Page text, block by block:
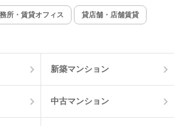
所・賃貸オフィス 貸店舗・店舗賃貸
新築マンション
中古マンション